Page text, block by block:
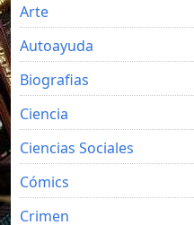
Arte
Autoayuda
Biografias
Ciencia
Ciencias Sociales
Cómics
Crimen